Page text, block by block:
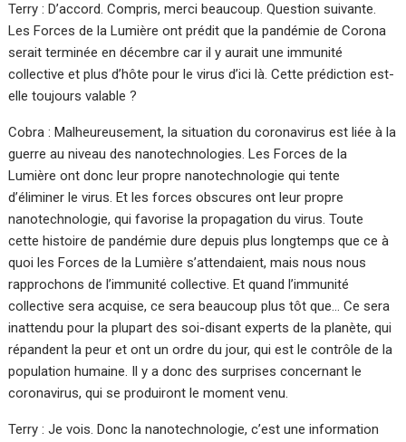
Terry : D’accord. Compris, merci beaucoup. Question suivante.
Les Forces de la Lumière ont prédit que la pandémie de Corona
serait terminée en décembre car il y aurait une immunité
collective et plus d’hôte pour le virus d’ici là. Cette prédiction est-
elle toujours valable ?
Cobra : Malheureusement, la situation du coronavirus est liée à la
guerre au niveau des nanotechnologies. Les Forces de la
Lumière ont donc leur propre nanotechnologie qui tente
d’éliminer le virus. Et les forces obscures ont leur propre
nanotechnologie, qui favorise la propagation du virus. Toute
cette histoire de pandémie dure depuis plus longtemps que ce à
quoi les Forces de la Lumière s’attendaient, mais nous nous
rapprochons de l’immunité collective. Et quand l’immunité
collective sera acquise, ce sera beaucoup plus tôt que… Ce sera
inattendu pour la plupart des soi-disant experts de la planète, qui
répandent la peur et ont un ordre du jour, qui est le contrôle de la
population humaine. Il y a donc des surprises concernant le
coronavirus, qui se produiront le moment venu.
Terry : Je vois. Donc la nanotechnologie, c’est une information